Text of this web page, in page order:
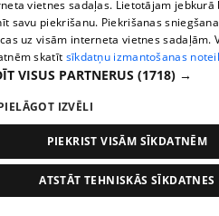
pirms 4 mēnešiem, 2 nedēļām
Ko cilvēki patiesībā meklē
Agneses Zeltiņas
vietnes sadaļas. Lietotājam
savu piekrišanu. Piekrišanas
uz visām interneta vietnes
skatīt sīkdatņu izmantošanas
VISUS PARTNERUS (1718) →
IZVĒLI
PIEKRIST VISĀM SĪKDATNĒM
ATSTĀT TEHNISKĀS SĪKDATNES